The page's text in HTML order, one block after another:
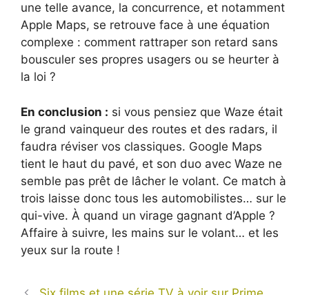
une telle avance, la concurrence, et notamment
Apple Maps, se retrouve face à une équation
complexe : comment rattraper son retard sans
bousculer ses propres usagers ou se heurter à
la loi ?
En conclusion : si vous pensiez que Waze était
le grand vainqueur des routes et des radars, il
faudra réviser vos classiques. Google Maps
tient le haut du pavé, et son duo avec Waze ne
semble pas prêt de lâcher le volant. Ce match à
trois laisse donc tous les automobilistes… sur le
qui-vive. À quand un virage gagnant d’Apple ?
Affaire à suivre, les mains sur le volant… et les
yeux sur la route !